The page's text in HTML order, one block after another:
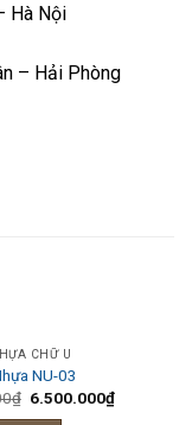
Hà Nội
– Hải Phòng
CHỮ U
NU-03
₫ 6.500.000₫